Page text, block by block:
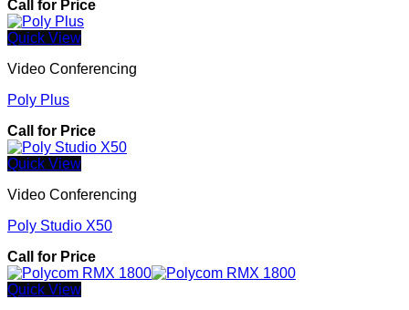
Call for Price
Quick View
Video Conferencing
Poly Plus
Call for Price
Quick View
Video Conferencing
Poly Studio X50
Call for Price
Quick View